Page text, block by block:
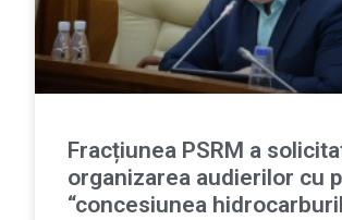
Fracțiunea PSRM a
organizarea audierilor cu
“concesiunea